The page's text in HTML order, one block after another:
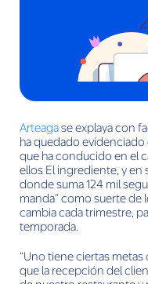
Arteagase explaya con
ha quedado
que ha conducido en el
ellos El ingrediente, y en
donde suma 124 mil
manda” como suerte de
cambia cada trimestre,
temporada.
“Uno tiene ciertas metas
que la recepción del